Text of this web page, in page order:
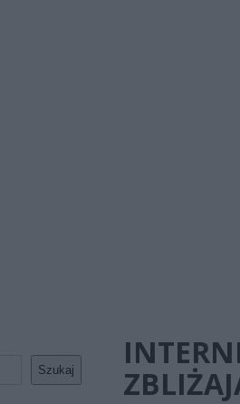
Szukaj